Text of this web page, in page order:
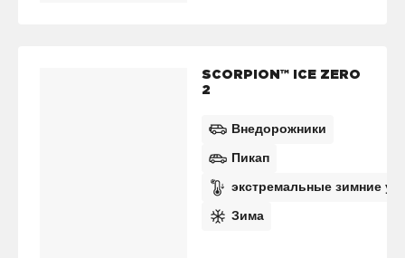
SCORPION™ ICE ZERO
2
Внедорожники
Пикап
экстремальные зимние
Зима